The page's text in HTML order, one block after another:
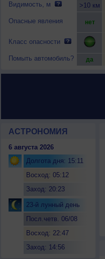
Видимость, м
Опасные явления
Класс опасности
Помыть автомобиль?
>10 км
нет
да
АСТРОНОМИЯ
6 августа 2026
Долгота дня: 15:11
Восход: 05:12
Заход: 20:23
23-й лунный день
Посл.четв. 06/08
Восход: 22:47
Заход: 14:56